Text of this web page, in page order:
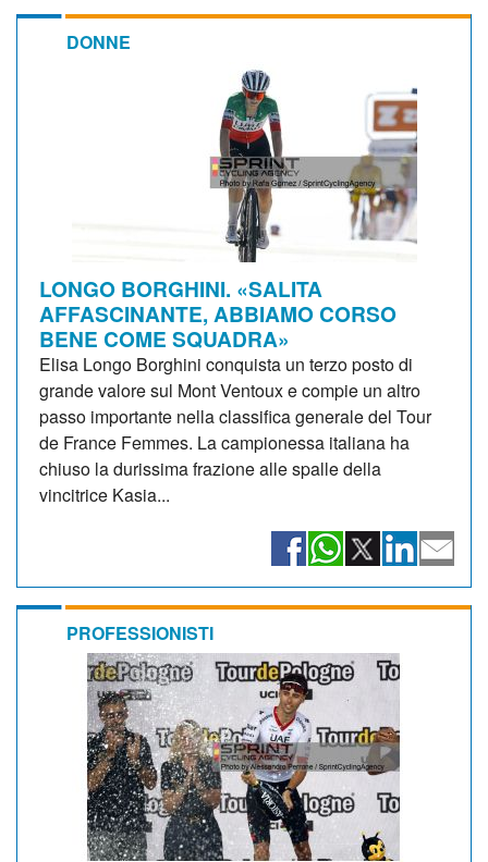
DONNE
LONGO BORGHINI. «SALITA
AFFASCINANTE, ABBIAMO CORSO
BENE COME SQUADRA»
Elisa Longo Borghini conquista un terzo posto di
grande valore sul Mont Ventoux e compie un altro
passo importante nella classifica generale del Tour
de France Femmes. La campionessa italiana ha
chiuso la durissima frazione alle spalle della
vincitrice Kasia...
PROFESSIONISTI